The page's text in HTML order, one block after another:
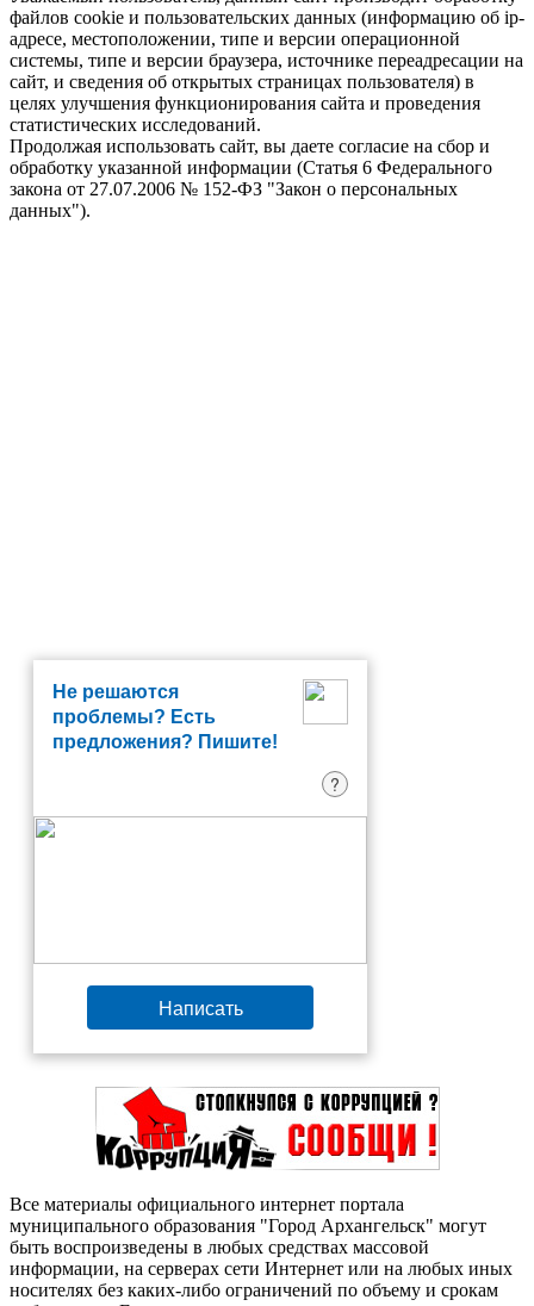
файлов cookie и пользовательских данных (информацию об ip-
адресе, местоположении, типе и версии операционной
системы, типе и версии браузера, источнике переадресации на
сайт, и сведения об открытых страницах пользователя) в
целях улучшения функционирования сайта и проведения
статистических исследований.
Продолжая использовать сайт, вы даете согласие на сбор и
обработку указанной информации (Статья 6 Федерального
закона от 27.07.2006 № 152-ФЗ "Закон о персональных
данных").
Не решаются
проблемы? Есть
предложения? Пишите!
?
Написать
Все материалы официального интернет портала
муниципального образования "Город Архангельск" могут
быть воспроизведены в любых средствах массовой
информации, на серверах сети Интернет или на любых иных
носителях без каких-либо ограничений по объему и срокам